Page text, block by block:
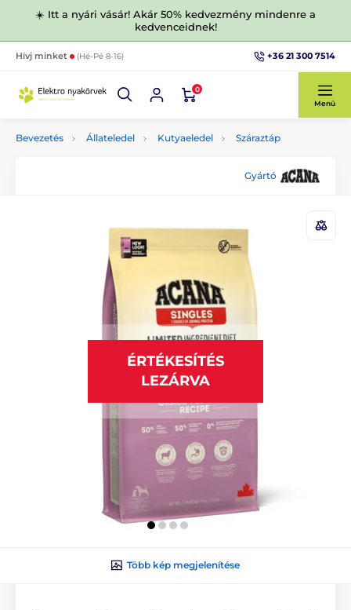
☀️ Itt a nyári vásár! Akár 50% kedvezmény mindenre a
kedvenceidnek!
Hívj minket (Hé-Pé 8-16) +36 21 300 7514
0
Menü
Bevezetés Állateledel Kutyaeledel Száraztáp
Gyártó
ÉRTÉKESÍTÉS
LEZÁRVA
Több kép megjelenítése